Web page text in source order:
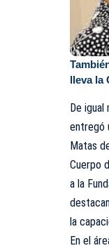
lleva la
De igual
entregó
Matas
Cuerpo
a la
la
En el